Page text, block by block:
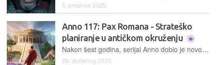
5. prosinca 2025.
Anno 117: Pax Romana - Strateško
planiranje u antičkom okruženju
Nakon šest godina, serijal Anno dobio je novog nasljednika, koji će nas odvesti u razdoblje prividnog mira u Rimskom Carstvu, u sklopu kojeg gradimo vlastiti ekonomsko-vojni imperij
29. studenog 2025.